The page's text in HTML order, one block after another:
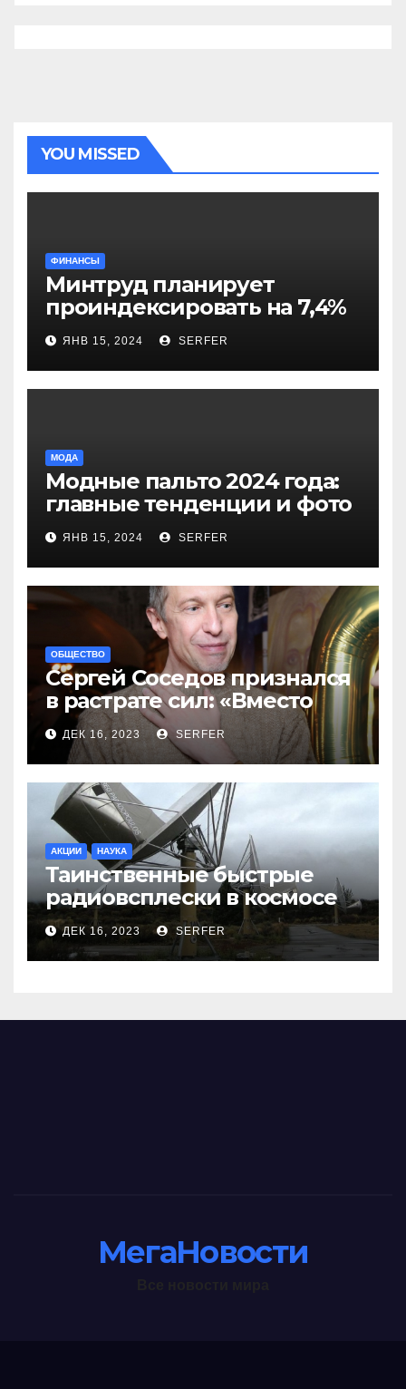
YOU MISSED
ФИНАНСЫ
Минтруд планирует
проиндексировать на 7,4%
более 40 выплат и
компенсаций
ЯНВ 15, 2024 SERFER
МОДА
Модные пальто 2024 года:
главные тенденции и фото
новинок
ЯНВ 15, 2024 SERFER
ОБЩЕСТВО
Сергей Соседов признался
в растрате сил: «Вместо
меня взяли Пригожина»
ДЕК 16, 2023 SERFER
АКЦИИ НАУКА
Таинственные быстрые
радиовсплески в космосе
сделались все более
странными
ДЕК 16, 2023 SERFER
МегаНовости